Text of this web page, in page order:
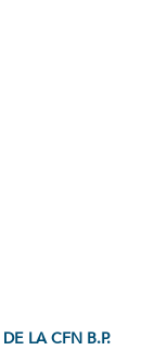
LA CFN B.P.